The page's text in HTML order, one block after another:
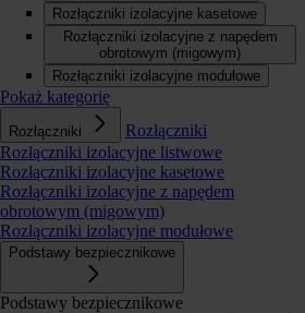
Rozłączniki izolacyjne kasetowe
Rozłączniki izolacyjne z napędem
obrotowym (migowym)
Rozłączniki izolacyjne modułowe
Pokaż kategorię
Rozłączniki
Rozłączniki
Rozłączniki izolacyjne listwowe
Rozłączniki izolacyjne kasetowe
Rozłączniki izolacyjne z napędem
obrotowym (migowym)
Rozłączniki izolacyjne modułowe
Podstawy bezpiecznikowe
Podstawy bezpiecznikowe